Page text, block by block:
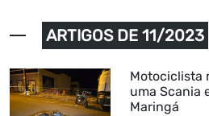
ARTIGOS DE 11/2023
Motociclista
uma Scania
Maringá